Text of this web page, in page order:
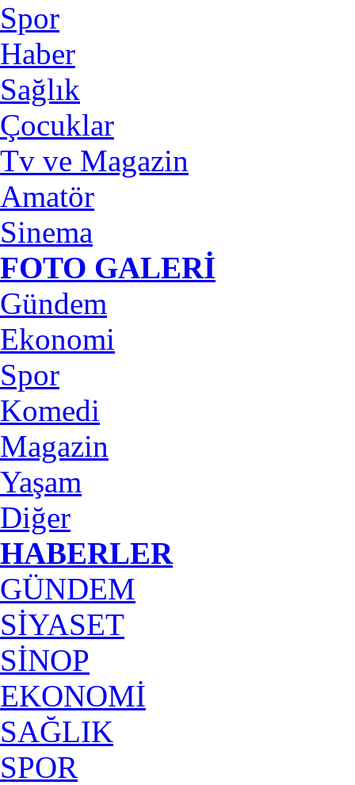
Spor
Haber
Sağlık
Çocuklar
Tv ve Magazin
Amatör
Sinema
FOTO GALERİ
Gündem
Ekonomi
Spor
Komedi
Magazin
Yaşam
Diğer
HABERLER
GÜNDEM
SİYASET
SİNOP
EKONOMİ
SAĞLIK
SPOR